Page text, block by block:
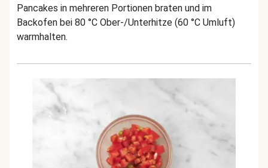
Pancakes in mehreren Portionen braten und im
Backofen bei 80 °C Ober-/Unterhitze (60 °C Umluft)
warmhalten.